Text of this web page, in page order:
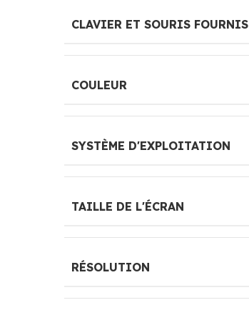
CLAVIER ET SOURIS FOURNIS
COULEUR
SYSTÈME D'EXPLOITATION
TAILLE DE L'ÉCRAN
RÉSOLUTION